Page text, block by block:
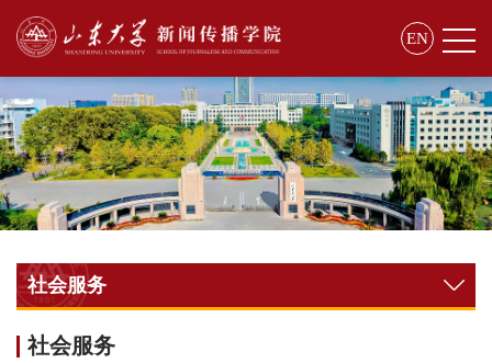
EN
社会服务
社会服务